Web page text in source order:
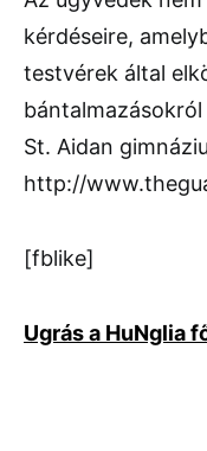
kérdéseire,
testvérek által
St. Aidan
http://
[fblike]
Ugrás a HuNglia